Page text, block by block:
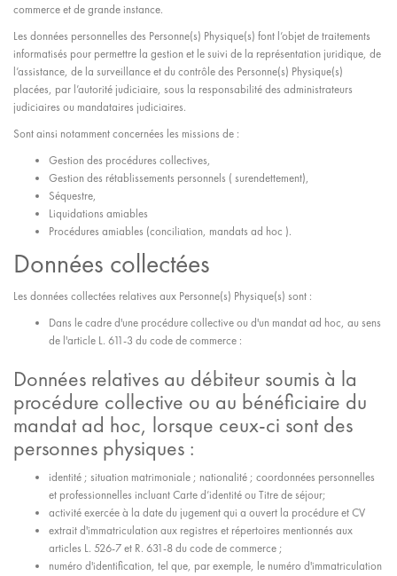
commerce et de grande instance.
Les données personnelles des Personne(s) Physique(s) font l’objet de traitements
informatisés pour permettre la gestion et le suivi de la représentation juridique, de
l’assistance, de la surveillance et du contrôle des Personne(s) Physique(s)
placées, par l’autorité judiciaire, sous la responsabilité des administrateurs
judiciaires ou mandataires judiciaires.
Sont ainsi notamment concernées les missions de :
Gestion des procédures collectives,
Gestion des rétablissements personnels ( surendettement),
Séquestre,
Liquidations amiables
Procédures amiables (conciliation, mandats ad hoc ).
Données collectées
Les données collectées relatives aux Personne(s) Physique(s) sont :
Dans le cadre d'une procédure collective ou d'un mandat ad hoc, au sens
de l'article L. 611-3 du code de commerce :
Données relatives au débiteur soumis à la
procédure collective ou au bénéficiaire du
mandat ad hoc, lorsque ceux-ci sont des
personnes physiques :
identité ; situation matrimoniale ; nationalité ; coordonnées personnelles
et professionnelles incluant Carte d’identité ou Titre de séjour;
activité exercée à la date du jugement qui a ouvert la procédure et CV
extrait d'immatriculation aux registres et répertoires mentionnés aux
articles L. 526-7 et R. 631-8 du code de commerce ;
numéro d'identification, tel que, par exemple, le numéro d'immatriculation